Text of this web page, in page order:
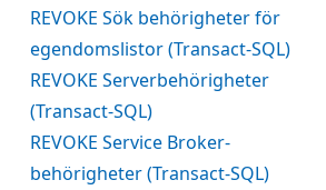
REVOKE Sök behörigheter för
egendomslistor (Transact-SQL)
REVOKE Serverbehörigheter
(Transact-SQL)
REVOKE Service Broker-
behörigheter (Transact-SQL)